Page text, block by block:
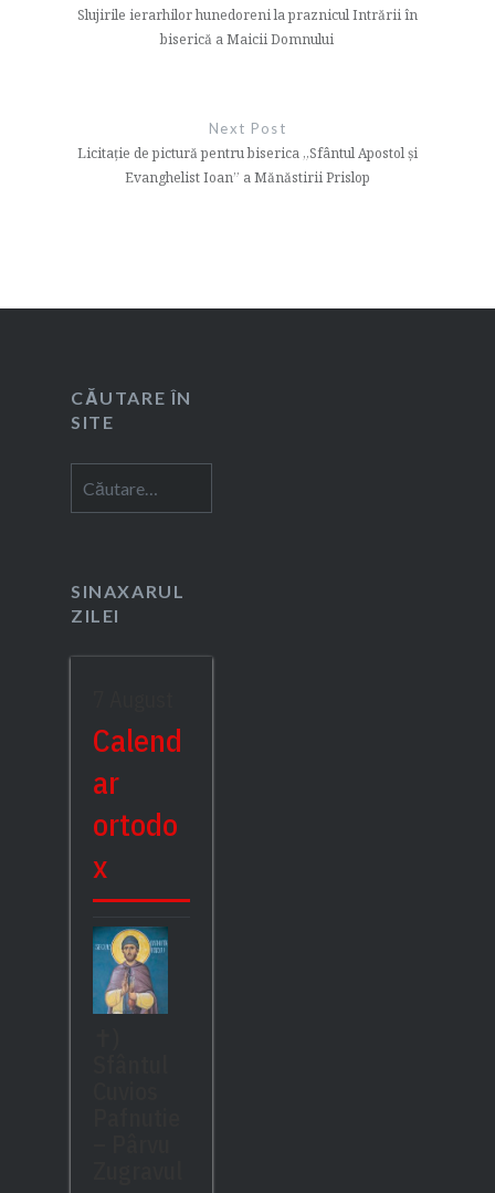
articoleSlujirile ierarhilor hunedoreni la praznicul Intrării în
biserică a Maicii Domnului
Next Post
Licitație de pictură pentru biserica „Sfântul Apostol și
Evanghelist Ioan” a Mănăstirii Prislop
CĂUTARE ÎN
SITE
după:
SINAXARUL
ZILEI
Calend
ar
ortodo
x